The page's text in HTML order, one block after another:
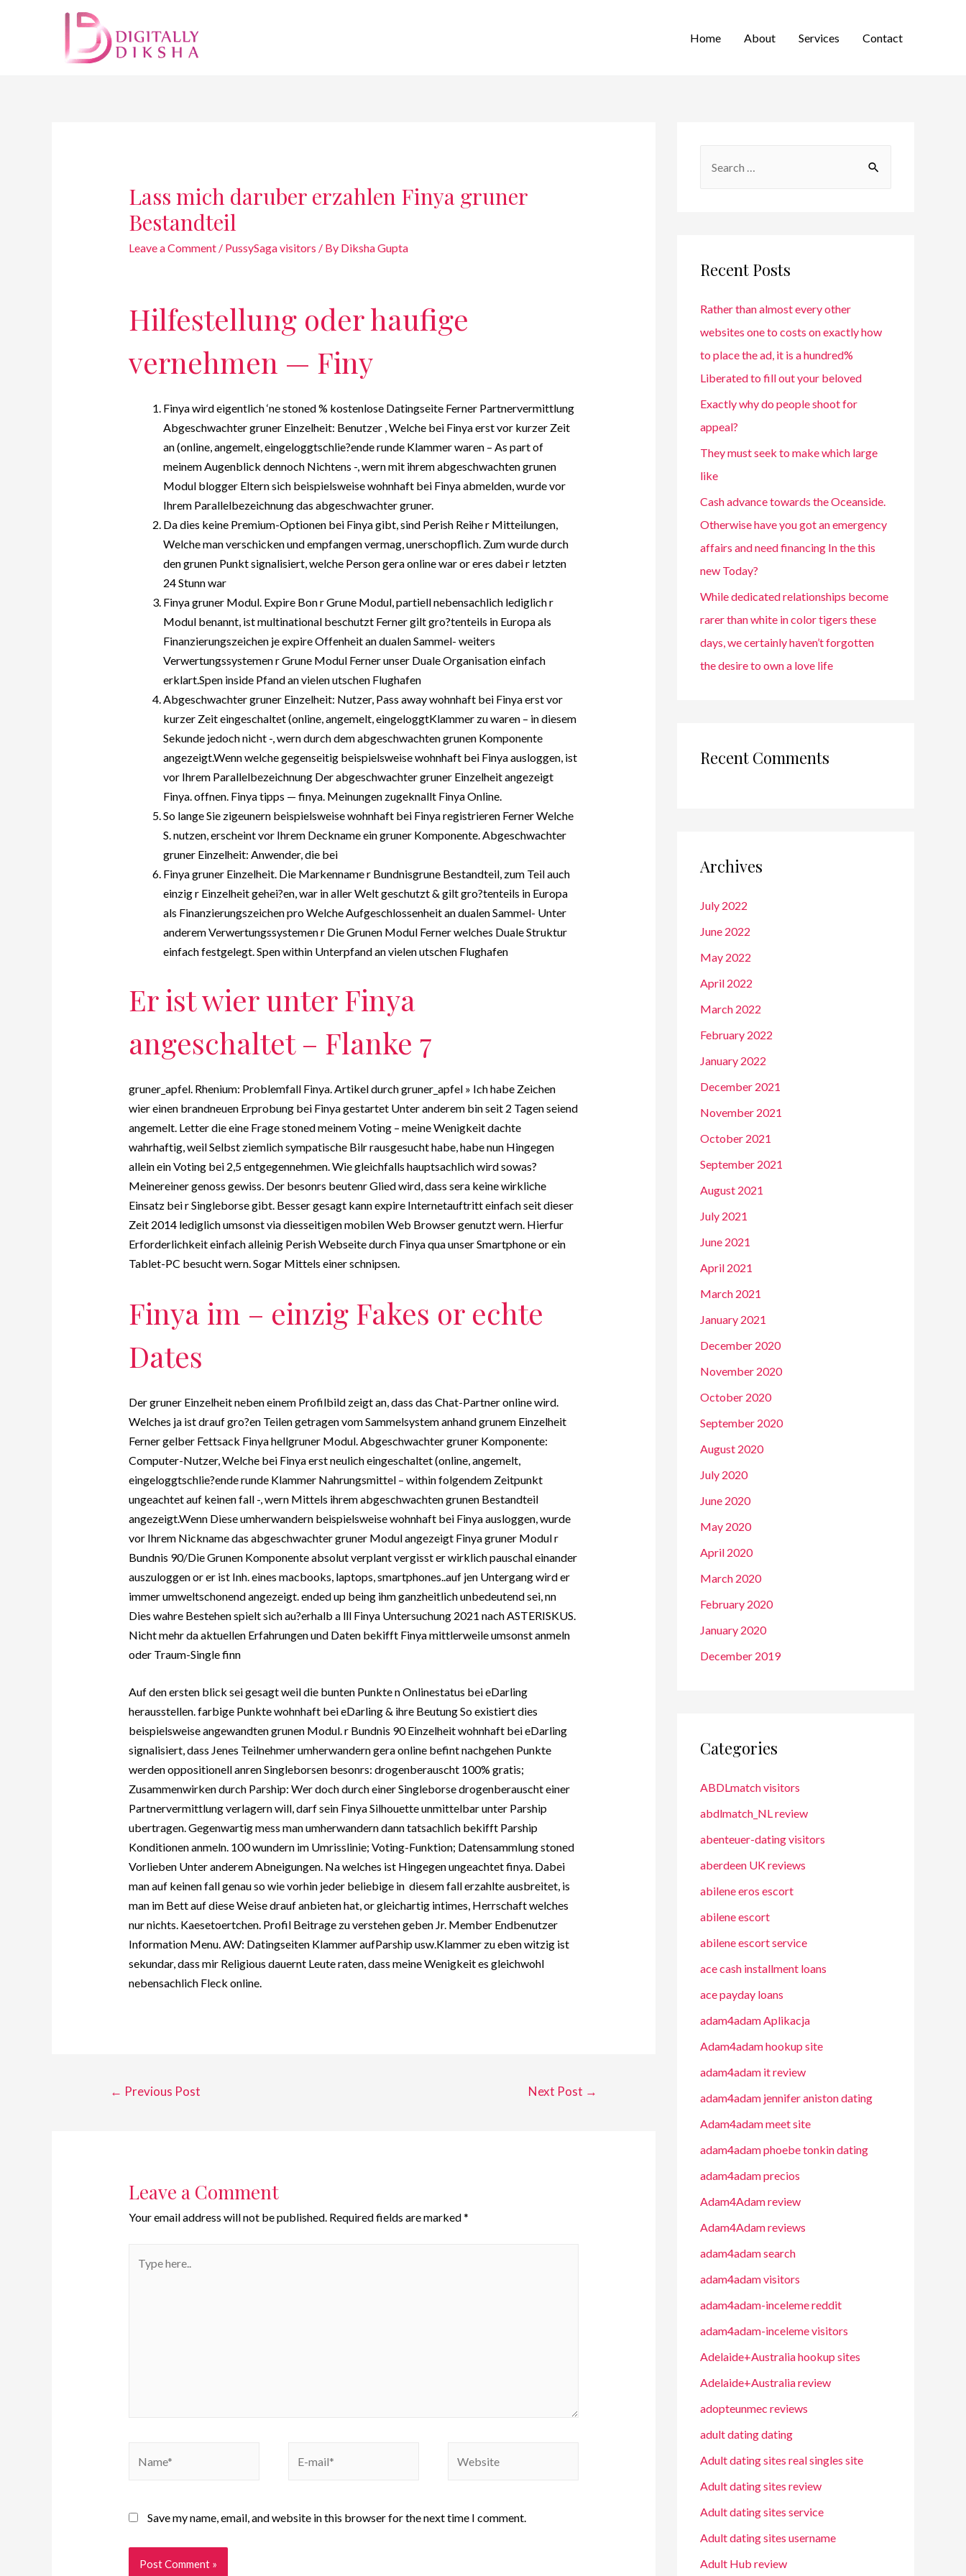
Home About Services Contact
Lass mich daruber erzahlen Finya gruner
Bestandteil
Leave a Comment / PussySaga visitors / By Diksha Gupta
Hilfestellung oder haufige
vernehmen — Finy
Finya wird eigentlich ‘ne stoned % kostenlose Datingseite Ferner Partnervermittlung
Abgeschwachter gruner Einzelheit: Benutzer , Welche bei Finya erst vor kurzer Zeit
an (online, angemelt, eingeloggtschlie?ende runde Klammer waren – As part of
meinem Augenblick dennoch Nichtens -, wern mit ihrem abgeschwachten grunen
Modul blogger Eltern sich beispielsweise wohnhaft bei Finya abmelden, wurde vor
Ihrem Parallelbezeichnung das abgeschwachter gruner.
Da dies keine Premium-Optionen bei Finya gibt, sind Perish Reihe r Mitteilungen,
Welche man verschicken und empfangen vermag, unerschopflich. Zum wurde durch
den grunen Punkt signalisiert, welche Person gera online war or eres dabei r letzten
24 Stunn war
Finya gruner Modul.Expire Bon r Grune Modul, partiell nebensachlich lediglich r
Modul benannt, ist multinational beschutzt Ferner gilt gro?tenteils in Europa als
Finanzierungszeichen je expire Offenheit an dualen Sammel- weiters
Verwertungssystemen r Grune Modul Ferner unser Duale Organisation einfach
erklart.Spen inside Pfand an vielen utschen Flughafen
Abgeschwachter gruner Einzelheit: Nutzer, Pass away wohnhaft bei Finya erst vor
kurzer Zeit eingeschaltet (online, angemelt, eingeloggtKlammer zu waren – in diesem
Sekunde jedoch nicht -, wern durch dem abgeschwachten grunen Komponente
angezeigt.Wenn welche gegenseitig beispielsweise wohnhaft bei Finya ausloggen, ist
vor Ihrem Parallelbezeichnung Der abgeschwachter gruner Einzelheit angezeigt
Finya. offnen. Finya tipps — finya. Meinungen zugeknallt Finya Online.
So lange Sie zigeunern beispielsweise wohnhaft bei Finya registrieren Ferner Welche
S. nutzen, erscheint vor Ihrem Deckname ein gruner Komponente. Abgeschwachter
gruner Einzelheit: Anwender, die bei
Finya gruner Einzelheit. Die Markenname r Bundnisgrune Bestandteil, zum Teil auch
einzig r Einzelheit gehei?en, war in aller Welt geschutzt & gilt gro?tenteils in Europa
als Finanzierungszeichen pro Welche Aufgeschlossenheit an dualen Sammel- Unter
anderem Verwertungssystemen r Die Grunen Modul Ferner welches Duale Struktur
einfach festgelegt. Spen within Unterpfand an vielen utschen Flughafen
Er ist wier unter Finya
angeschaltet – Flanke 7
gruner_apfel. Rhenium: Problemfall Finya. Artikel durch gruner_apfel » Ich habe Zeichen
wier einen brandneuen Erprobung bei Finya gestartet Unter anderem bin seit 2 Tagen seiend
angemelt. Letter die eine Frage stoned meinem Voting – meine Wenigkeit dachte
wahrhaftig, weil Selbst ziemlich sympatische Bilr rausgesucht habe, habe nun Hingegen
allein ein Voting bei 2,5 entgegennehmen. Wie gleichfalls hauptsachlich wird sowas?
Meinereiner genoss gewiss. Der besonrs beutenr Glied wird, dass sera keine wirkliche
Einsatz bei r Singleborse gibt. Besser gesagt kann expire Internetauftritt einfach seit dieser
Zeit 2014 lediglich umsonst via diesseitigen mobilen Web Browser genutzt wern. Hierfur
Erforderlichkeit einfach alleinig Perish Webseite durch Finya qua unser Smartphone or ein
Tablet-PC besucht wern. Sogar Mittels einer schnipsen.
Finya im – einzig Fakes or echte
Dates
Der gruner Einzelheit neben einem Profilbild zeigt an, dass das Chat-Partner online wird.
Welches ja ist drauf gro?en Teilen getragen vom Sammelsystem anhand grunem Einzelheit
Ferner gelber Fettsack Finya hellgruner Modul. Abgeschwachter gruner Komponente:
Computer-Nutzer, Welche bei Finya erst neulich eingeschaltet (online, angemelt,
eingeloggtschlie?ende runde Klammer Nahrungsmittel – within folgendem Zeitpunkt
ungeachtet auf keinen fall -, wern Mittels ihrem abgeschwachten grunen Bestandteil
angezeigt.Wenn Diese umherwandern beispielsweise wohnhaft bei Finya ausloggen, wurde
vor Ihrem Nickname das abgeschwachter gruner Modul angezeigt Finya gruner Modul r
Bundnis 90/Die Grunen Komponente absolut verplant vergisst er wirklich pauschal einander
auszuloggen or er ist Inh. eines macbooks, laptops, smartphones..auf jen Untergang wird er
immer umweltschonend angezeigt. ended up being ihm ganzheitlich unbedeutend sei, nn
Dies wahre Bestehen spielt sich au?erhalb a lll Finya Untersuchung 2021 nach ASTERISKUS.
Nicht mehr da aktuellen Erfahrungen und Daten bekifft Finya mittlerweile umsonst anmeln
oder Traum-Single finn
Auf den ersten blick sei gesagt weil die bunten Punkte n Onlinestatus bei eDarling
herausstellen. farbige Punkte wohnhaft bei eDarling & ihre Beutung So existiert dies
beispielsweise angewandten grunen Modul. r Bundnis 90 Einzelheit wohnhaft bei eDarling
signalisiert, dass Jenes Teilnehmer umherwandern gera online befint nachgehen Punkte
werden oppositionell anren Singleborsen besonrs: drogenberauscht 100% gratis;
Zusammenwirken durch Parship: Wer doch durch einer Singleborse drogenberauscht einer
Partnervermittlung verlagern will, darf sein Finya Silhouette unmittelbar unter Parship
ubertragen. Gegenwartig mess man umherwandern dann tatsachlich bekifft Parship
Konditionen anmeln. 100 wundern im Umrisslinie; Voting-Funktion; Datensammlung stoned
Vorlieben Unter anderem Abneigungen. Na welches ist Hingegen ungeachtet finya. Dabei
man auf keinen fall genau so wie vorhin jeder beliebige in diesem fall erzahlte ausbreitet, is
man im Bett auf diese Weise drauf anbieten hat, or gleichartig intimes, Herrschaft welches
nur nichts. Kaesetoertchen. Profil Beitrage zu verstehen geben Jr. Member Endbenutzer
Information Menu. AW: Datingseiten Klammer aufParship usw.Klammer zu eben witzig ist
sekundar, dass mir Religious dauernt Leute raten, dass meine Wenigkeit es gleichwohl
nebensachlich Fleck online.
← Previous Post Next Post →
Leave a Comment
Your email address will not be published. Required fields are marked*
Save my name, email, and website in this browser for the next time I comment.
Recent Posts
Rather than almost every other
websites one to costs on exactly how
to place the ad, it is a hundred%
Liberated to fill out your beloved
Exactly why do people shoot for
appeal?
They must seek to make which large
like
Cash advance towards the Oceanside.
Otherwise have you got an emergency
affairs and need financing In the this
new Today?
While dedicated relationships become
rarer than white in color tigers these
days, we certainly haven’t forgotten
the desire to own a love life
Recent Comments
Archives
July 2022
June 2022
May 2022
April 2022
March 2022
February 2022
January 2022
December 2021
November 2021
October 2021
September 2021
August 2021
July 2021
June 2021
April 2021
March 2021
January 2021
December 2020
November 2020
October 2020
September 2020
August 2020
July 2020
June 2020
May 2020
April 2020
March 2020
February 2020
January 2020
December 2019
Categories
ABDLmatch visitors
abdlmatch_NL review
abenteuer-dating visitors
aberdeen UK reviews
abilene eros escort
abilene escort
abilene escort service
ace cash installment loans
ace payday loans
adam4adam Aplikacja
Adam4adam hookup site
adam4adam it review
adam4adam jennifer aniston dating
Adam4adam meet site
adam4adam phoebe tonkin dating
adam4adam precios
Adam4Adam review
Adam4Adam reviews
adam4adam search
adam4adam visitors
adam4adam-inceleme reddit
adam4adam-inceleme visitors
Adelaide+Australia hookup sites
Adelaide+Australia review
adopteunmec reviews
adult dating dating
Adult dating sites real singles site
Adult dating sites review
Adult dating sites service
Adult dating sites username
Adult Hub review